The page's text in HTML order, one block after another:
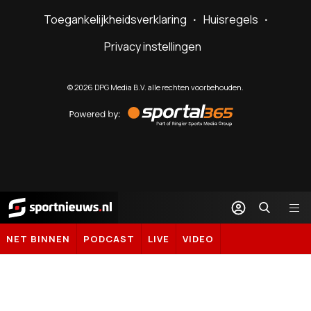
Toegankelijkheidsverklaring
Huisregels
Privacy instellingen
©2026 DPG Media B.V. alle rechten voorbehouden.
by
Sportal365
Sportnieuws.nl
NET BINNEN PODCAST LIVE VIDEO